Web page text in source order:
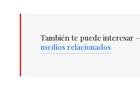
También te puede interesar –
medios relacionados